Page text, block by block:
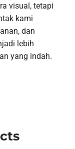
visual, tetapi
kami
dan
lebih
yang indah.